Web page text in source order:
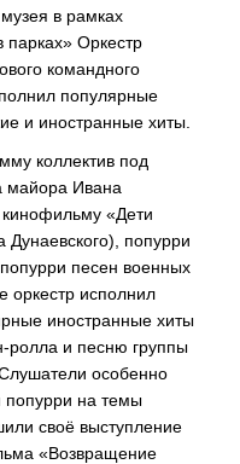
музея в рамках
Оркестр
командного
популярные
и иностранные хиты.
коллектив под
майора Ивана
кинофильму «Дети
Дунаевского), попурри
песен военных
оркестр исполнил
иностранные хиты
ролла и песню группы
особенно
попурри на темы
своё выступление
«Возвращение